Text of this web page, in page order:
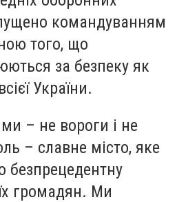
командуванням
того, що
за безпеку як
України.
– не вороги і не
– славне місто, яке
безпрецедентну
громадян. Ми